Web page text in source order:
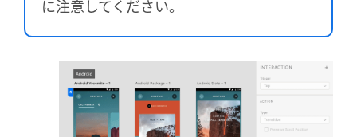
に注意してください。